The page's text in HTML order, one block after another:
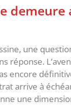
une
réponse.
encore
arrive à
une